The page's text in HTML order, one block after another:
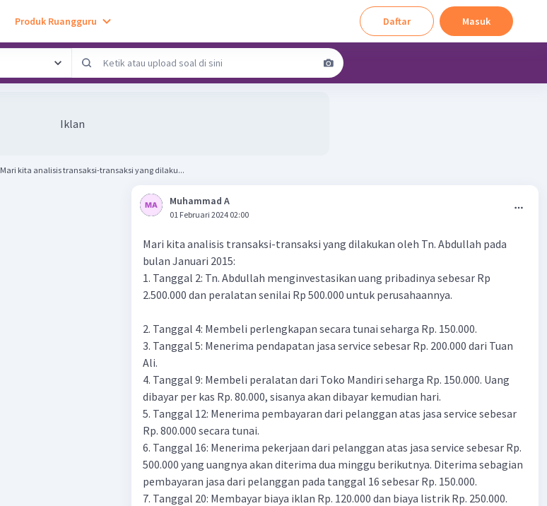
Produk Ruangguru Daftar Masuk
Iklan
Mari kita analisis transaksi-transaksi yang dilaku...
Muhammad A
01 Februari 2024 02:00
Mari kita analisis transaksi-transaksi yang dilakukan oleh Tn. Abdullah pada
bulan Januari 2015:
1. Tanggal 2: Tn. Abdullah menginvestasikan uang pribadinya sebesar Rp
2.500.000 dan peralatan senilai Rp 500.000 untuk perusahaannya.
2. Tanggal 4: Membeli perlengkapan secara tunai seharga Rp. 150.000.
3. Tanggal 5: Menerima pendapatan jasa service sebesar Rp. 200.000 dari Tuan
Ali.
4. Tanggal 9: Membeli peralatan dari Toko Mandiri seharga Rp. 150.000. Uang
dibayar per kas Rp. 80.000, sisanya akan dibayar kemudian hari.
5. Tanggal 12: Menerima pembayaran dari pelanggan atas jasa service sebesar
Rp. 800.000 secara tunai.
6. Tanggal 16: Menerima pekerjaan dari pelanggan atas jasa service sebesar Rp.
500.000 yang uangnya akan diterima dua minggu berikutnya. Diterima sebagian
pembayaran jasa dari pelanggan pada tanggal 16 sebesar Rp. 150.000.
7. Tanggal 20: Membayar biaya iklan Rp. 120.000 dan biaya listrik Rp. 250.000.